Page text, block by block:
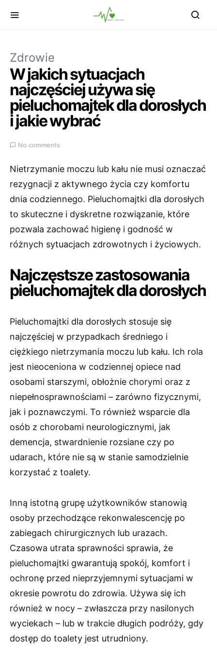
Zdrowie
W jakich sytuacjach
najczęściej używa się
pieluchomajtek dla dorosłych
i jakie wybrać
No comments
Nietrzymanie moczu lub kału nie musi oznaczać
rezygnacji z aktywnego życia czy komfortu
dnia codziennego. Pieluchomajtki dla dorosłych
to skuteczne i dyskretne rozwiązanie, które
pozwala zachować higienę i godność w
różnych sytuacjach zdrowotnych i życiowych.
Najczęstsze zastosowania
pieluchomajtek dla dorosłych
Pieluchomajtki dla dorosłych stosuje się
najczęściej w przypadkach średniego i
ciężkiego nietrzymania moczu lub kału. Ich rola
jest nieoceniona w codziennej opiece nad
osobami starszymi, obłożnie chorymi oraz z
niepełnosprawnościami – zarówno fizycznymi,
jak i poznawczymi. To również wsparcie dla
osób z chorobami neurologicznymi, jak
demencja, stwardnienie rozsiane czy po
udarach, które nie są w stanie samodzielnie
korzystać z toalety.
Inną istotną grupę użytkowników stanowią
osoby przechodzące rekonwalescencję po
zabiegach chirurgicznych lub urazach.
Czasowa utrata sprawności sprawia, że
pieluchomajtki gwarantują spokój, komfort i
ochronę przed nieprzyjemnymi sytuacjami w
okresie powrotu do zdrowia. Używa się ich
również w nocy – zwłaszcza przy nasilonych
wyciekach – lub w trakcie długich podróży, gdy
dostęp do toalety jest utrudniony.